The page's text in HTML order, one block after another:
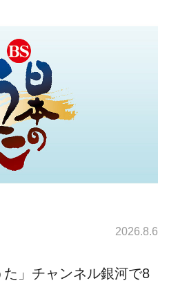
2026.8.6
」チャンネル銀河で8